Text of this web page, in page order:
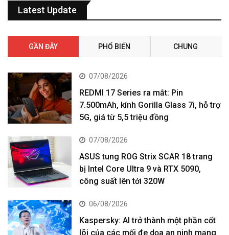
Latest Update
GẦN ĐÂY PHỔ BIẾN CHUNG
07/08/2026
REDMI 17 Series ra mắt: Pin
7.500mAh, kính Gorilla Glass 7i, hỗ trợ
5G, giá từ 5,5 triệu đồng
07/08/2026
ASUS tung ROG Strix SCAR 18 trang
bị Intel Core Ultra 9 và RTX 5090,
công suất lên tới 320W
06/08/2026
Kaspersky: AI trở thành một phần cốt
lõi của các mối đe dọa an ninh mạng